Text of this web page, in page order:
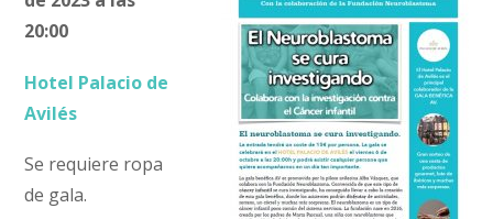
20:00
Hotel Palacio de
Avilés
Se requiere ropa
de gala.